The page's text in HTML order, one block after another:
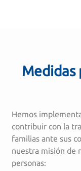
Medidas
Hemos
contribuir con la
familias ante sus
nuestra misión de
personas: